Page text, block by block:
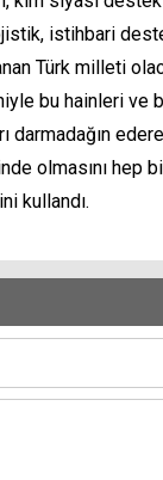
istihbari
Türk milleti
bu hainleri ve
darmadağın
olmasını hep
kullandı.